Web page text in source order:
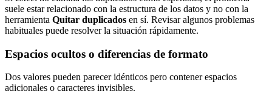
suele estar relacionado con la estructura de los datos y no con la
herramienta Quitar duplicados en sí. Revisar algunos problemas
habituales puede resolver la situación rápidamente.
Espacios ocultos o diferencias de formato
Dos valores pueden parecer idénticos pero contener espacios
adicionales o caracteres invisibles.